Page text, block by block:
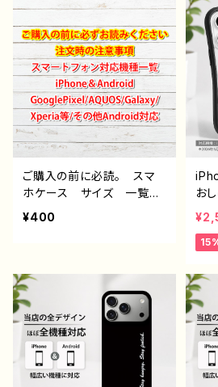
ご購入の前に必読。 スマ
ホケース サイズ 一覧
選び方 iPhoneケース A
UOS OPPO ワイモバイ
ル etc. 手帳型 全機種
対応
¥400
お
子
こ
ン
ン
撃
い
フ
付
ス